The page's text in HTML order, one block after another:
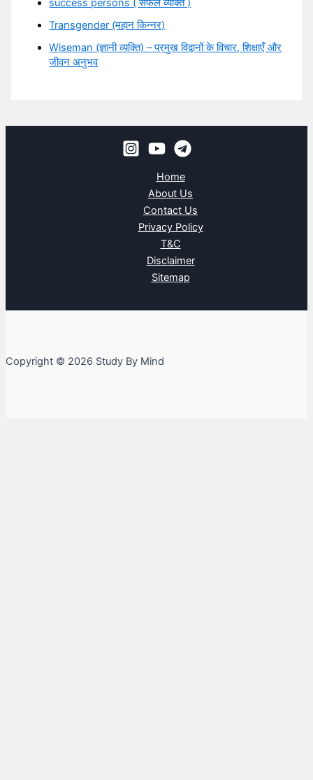
success persons ( सफल व्यक्ति )
Transgender (महान किन्नर)
Wiseman (ज्ञानी व्यक्ति) – प्रमुख विद्वानों के विचार, शिक्षाएँ और
जीवन अनुभव
Home
About Us
Contact Us
Privacy Policy
T&C
Disclaimer
Sitemap
Copyright © 2026 Study By Mind